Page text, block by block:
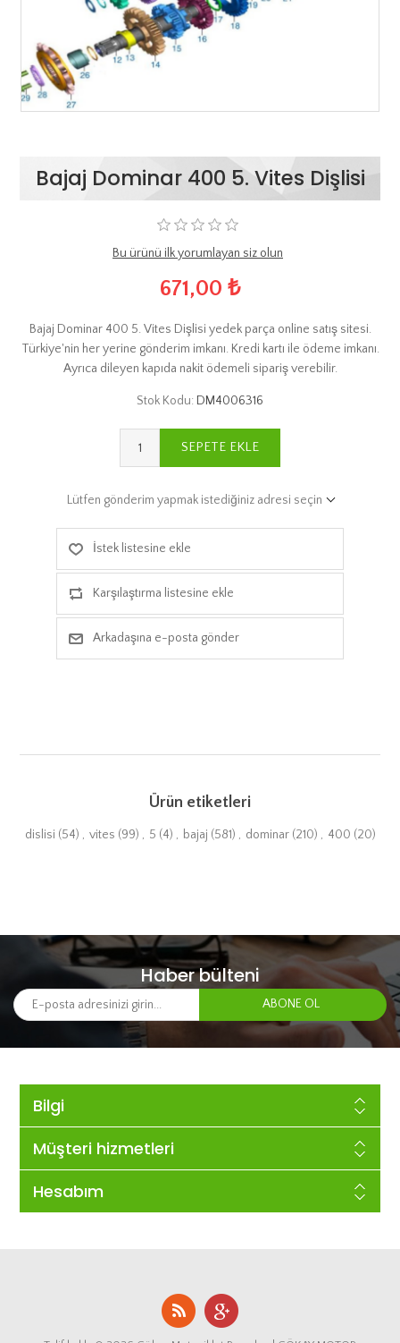
Bajaj Dominar 400 5. Vites Dişlisi
Bu ürünü ilk yorumlayan siz olun
671,00 ₺
Bajaj Dominar 400 5. Vites Dişlisi yedek parça online satış sitesi.
Türkiye'nin her yerine gönderim imkanı. Kredi kartı ile ödeme imkanı.
Ayrıca dileyen kapıda nakit ödemeli sipariş verebilir.
Stok Kodu: DM4006316
SEPETE EKLE
Lütfen gönderim yapmak istediğiniz adresi seçin
İstek listesine ekle
Karşılaştırma listesine ekle
Arkadaşına e-posta gönder
Ürün etiketleri
dislisi (54) , vites (99) , 5 (4) , bajaj (581) , dominar (210) , 400 (20)
Haber bülteni
Bilgi
Müşteri hizmetleri
Hesabım